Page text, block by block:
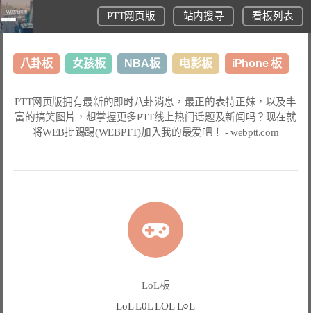
PTT网页版 站内搜寻 看板列表
八卦板 女孩板 NBA板 电影板 iPhone 板
美食板
PTT网页版拥有最新的即时八卦消息，最正的表特正妹，以及丰
富的搞笑图片，想掌握更多PTT线上热门话题及新闻吗？现在就
将WEB批踢踢(WEBPTT)加入我的最爱吧！ -webptt.com
LoL板
LoL L0L LOL L○L